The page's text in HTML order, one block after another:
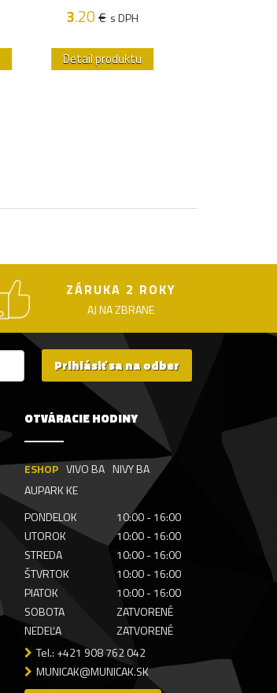
3.20€ s DPH
Detail produktu
ZÁRUKA 2 ROKY
AJ NA ZBRANE
Prihlásiť sa na odber
OTVÁRACIE HODINY
ESHOP VIVO BA NIVY BA
AUPARK KE
PONDELOK
10:00 - 16:00
UTOROK
10:00 - 16:00
STREDA
10:00 - 16:00
ŠTVRTOK
10:00 - 16:00
PIATOK
10:00 - 16:00
SOBOTA
ZATVORENÉ
NEDEĽA
ZATVORENÉ
Tel.: +421 908 762 042
MUNICAK@MUNICAK.SK